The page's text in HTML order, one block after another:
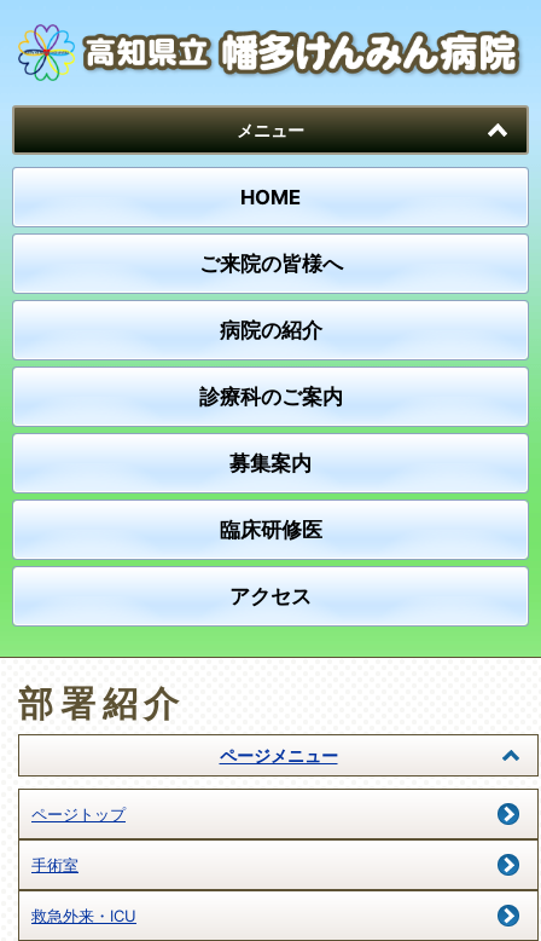
メニュー
HOME
ご来院の皆様へ
病院の紹介
診療科のご案内
募集案内
臨床研修医
アクセス
部署紹介
ページメニュー
ページトップ
手術室
救急外来・ICU